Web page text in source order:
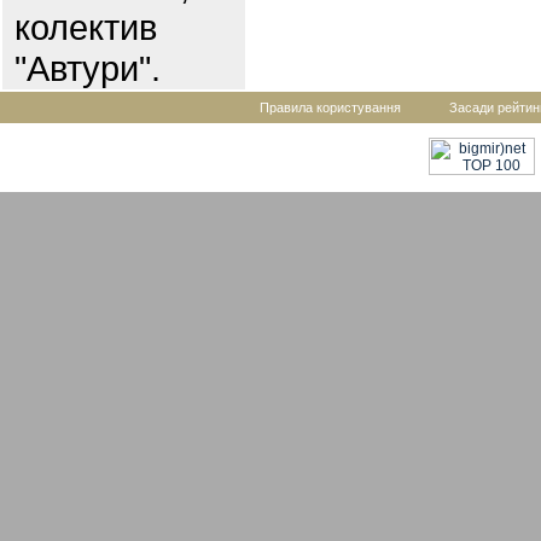
колектив
"Автури".
Правила користування Засади